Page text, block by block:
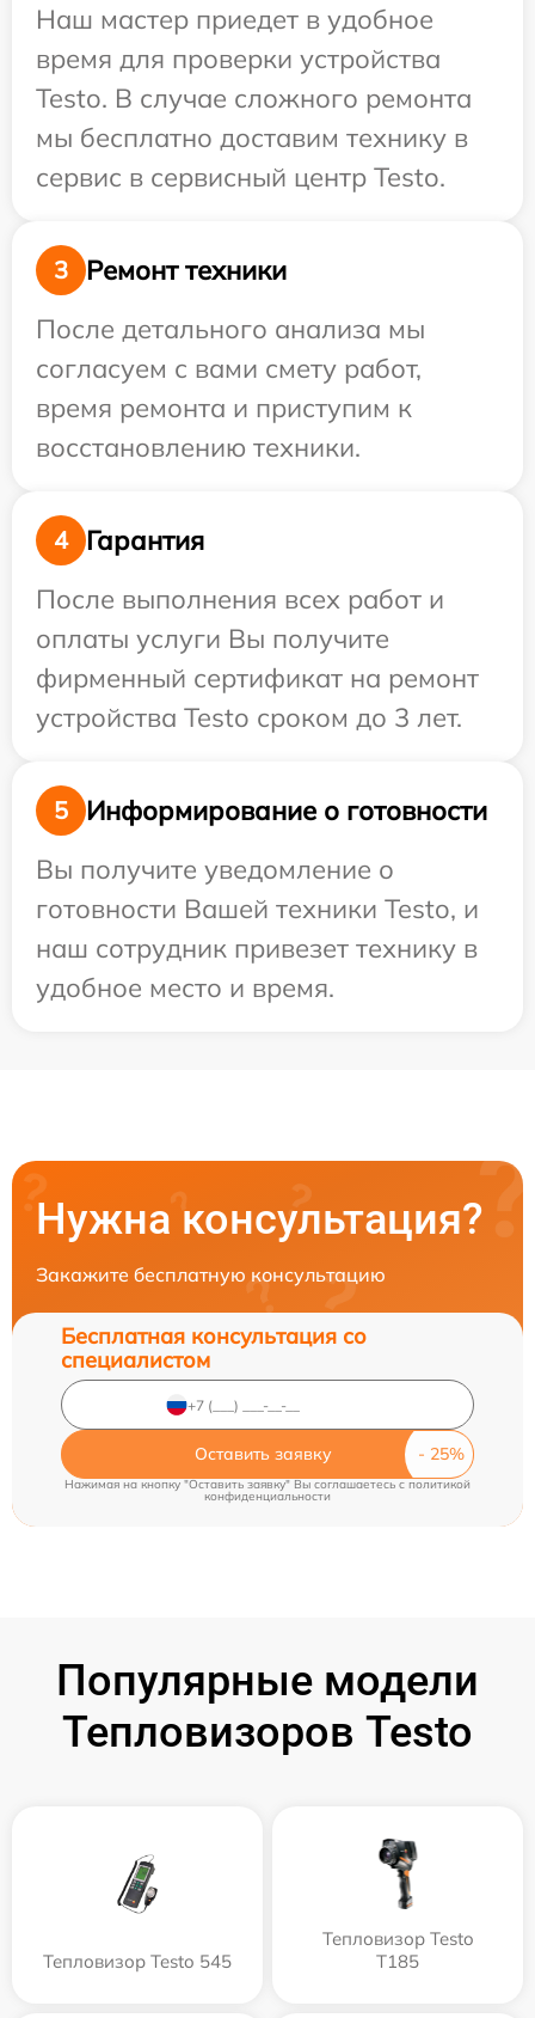
Наш мастер приедет в удобное
время для проверки устройства
Testo. В случае сложного ремонта
мы бесплатно доставим технику в
сервис в сервисный центр Testo.
3
Ремонт техники
После детального анализа мы
согласуем с вами смету работ,
время ремонта и приступим к
восстановлению техники.
4
Гарантия
После выполнения всех работ и
оплаты услуги Вы получите
фирменный сертификат на ремонт
устройства Testo сроком до 3 лет.
5
Информирование о готовности
Вы получите уведомление о
готовности Вашей техники Testo, и
наш сотрудник привезет технику в
удобное место и время.
Нужна консультация?
Закажите бесплатную консультацию
Бесплатная консультация со
специалистом
Оставить заявку
Нажимая на кнопку "Оставить заявку" Вы соглашаетесь cполитикой
конфиденциальности
Популярные модели
Тепловизоров Testo
Тепловизор Testo 545
Тепловизор Testo
T185